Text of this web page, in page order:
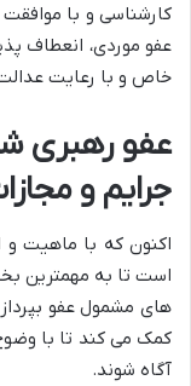
کارشناسی و با
عفو موردی، انعطاف
خاص و با رعایت
عفو رهبری
جرایم و
اکنون که با ماهیت و
است تا به مهمترین
های مشمول عفو
کمک می کند تا با
آگاه شوند.